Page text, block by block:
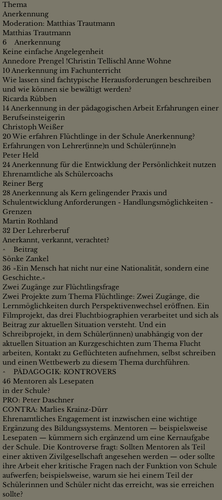
Thema
Anerkennung
Moderation: Matthias Trautmann
Matthias Trautmann
6 Anerkennung
Keine einfache Angelegenheit
Annedore Prengel !Christin Tellischl Anne Wohne
10 Anerkennung im Fachunterricht
Wie lassen sind fachtypische Herausforderungen beschreiben
und wie können sie bewältigt werden?
Ricarda Rübben
14 Anerkennung in der pädagogischen Arbeit Erfahrungen einer
Berufseinsteigerin
Christoph Weißer
20 Wie erfahren Flüchtlinge in der Schule Anerkennung?
Erfahrungen von Lehrer(inne)n und Schüler(inne)n
Peter Held
24 Anerkennung für die Entwicklung der Persönlichkeit nutzen
Ehrenamtliche als Schülercoachs
Reiner Berg
28 Anerkennung als Kern gelingender Praxis und
Schulentwicklung Anforderungen - Handlungsmöglichkeiten -
Grenzen
Martin Rothland
32 Der Lehrerberuf
Anerkannt, verkannt, verachtet?
^ Beitrag
Sönke Zankel
36 »Ein Mensch hat nicht nur eine Nationalität, sondern eine
Geschichte.«
Zwei Zugänge zur Flüchtlingsfrage
Zwei Projekte zum Thema Flüchtlinge: Zwei Zugänge, die
Lernmöglichkeiten durch Perspektivenwechsel eröffnen. Ein
Filmprojekt, das drei Fluchtbiographien verarbeitet und sich als
Beitrag zur aktuellen Situation versteht. Und ein
Schreibprojekt, in dem Schüler(innen) unabhängig von der
aktuellen Situation an Kurzgeschichten zum Thema Flucht
arbeiten, Kontakt zu Geflüchteten aufnehmen, selbst schreiben
und einen Wettbewerb zu diesem Thema durchführen.
^ PÄDAGOGIK: KONTROVERS
46 Mentoren als Lesepaten
in der Schule?
PRO: Peter Daschner
CONTRA: Marlies Krainz-Dürr
Ehrenamtliches Engagement ist inzwischen eine wichtige
Ergänzung des Bildungssystems. Mentoren — beispielsweise
Lesepaten — kümmern sich ergänzend um eine Kernaufgabe
der Schule. Die Kontroverse fragt: Sollten Mentoren als Teil
einer aktiven Zivilgesellschaft angesehen werden — oder sollte
ihre Arbeit eher kritische Fragen nach der Funktion von Schule
aufwerfen; beispielsweise, warum sie hei einem Teil der
Schülerinnen und Schüler nicht das erreicht, was sie erreichen
sollte?